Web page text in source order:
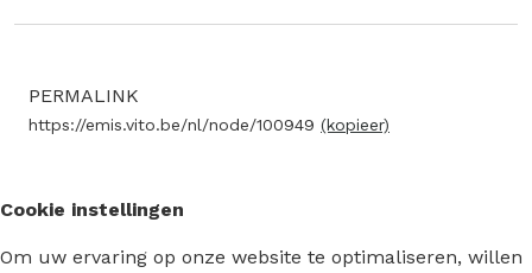
PERMALINK
https://emis.vito.be/nl/node/100949 (kopieer)
Cookie instellingen
Om uw ervaring op onze website te optimaliseren, willen